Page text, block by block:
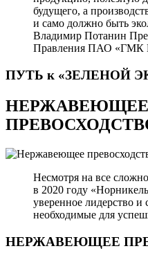
будущего, а
и само должно быть
Владимир Потанин
Правления ПАО «ГМК
ПУТЬ к «ЗЕЛЕНОЙ
НЕРЖАВЕЮЩЕЕ
Несмотря на все
в 2020 году
уверенное лидерство и
необходимые для
НЕРЖАВЕЮЩЕЕ